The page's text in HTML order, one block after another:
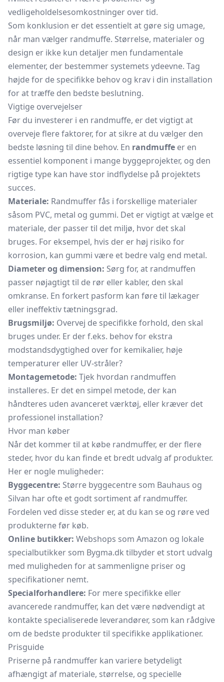
vedligeholdelsesomkostninger over tid.
Som konklusion er det essentielt at gøre sig umage,
når man vælger randmuffe. Størrelse, materialer og
design er ikke kun detaljer men fundamentale
elementer, der bestemmer systemets ydeevne. Tag
højde for de specifikke behov og krav i din installation
for at træffe den bedste beslutning.
Vigtige overvejelser
Før du investerer i en randmuffe, er det vigtigt at
overveje flere faktorer, for at sikre at du vælger den
bedste løsning til dine behov. En randmuffe er en
essentiel komponent i mange byggeprojekter, og den
rigtige type kan have stor indflydelse på projektets
succes.
Materiale: Randmuffer fås i forskellige materialer
såsom PVC, metal og gummi. Det er vigtigt at vælge et
materiale, der passer til det miljø, hvor det skal
bruges. For eksempel, hvis der er høj risiko for
korrosion, kan gummi være et bedre valg end metal.
Diameter og dimension: Sørg for, at randmuffen
passer nøjagtigt til de rør eller kabler, den skal
omkranse. En forkert pasform kan føre til lækager
eller ineffektiv tætningsgrad.
Brugsmiljø: Overvej de specifikke forhold, den skal
bruges under. Er der f.eks. behov for ekstra
modstandsdygtighed over for kemikalier, høje
temperaturer eller UV-stråler?
Montagemetode: Tjek hvordan randmuffen
installeres. Er det en simpel metode, der kan
håndteres uden avanceret værktøj, eller kræver det
professionel installation?
Hvor man køber
Når det kommer til at købe randmuffer, er der flere
steder, hvor du kan finde et bredt udvalg af produkter.
Her er nogle muligheder:
Byggecentre: Større byggecentre som Bauhaus og
Silvan har ofte et godt sortiment af randmuffer.
Fordelen ved disse steder er, at du kan se og røre ved
produkterne før køb.
Online butikker: Webshops som Amazon og lokale
specialbutikker som Bygma.dk tilbyder et stort udvalg
med muligheden for at sammenligne priser og
specifikationer nemt.
Specialforhandlere: For mere specifikke eller
avancerede randmuffer, kan det være nødvendigt at
kontakte specialiserede leverandører, som kan rådgive
om de bedste produkter til specifikke applikationer.
Prisguide
Priserne på randmuffer kan variere betydeligt
afhængigt af materiale, størrelse, og specielle